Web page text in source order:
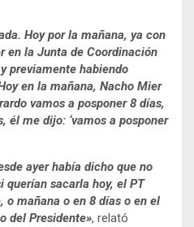
Hoy por la mañana, ya con
en la Junta de Coordinación
previamente habiendo
en la mañana, Nacho Mier
vamos a posponer 8 días,
él me dijo: ‘vamos a posponer
ayer había dicho que no
querían sacarla hoy, el PT
o mañana o en 8 días o en el
del Presidente», relató